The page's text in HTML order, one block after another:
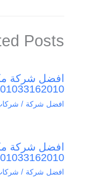
Posts
افضل شركة
01033162010 – خصم 50 %
افضل شركة /
افضل شركة
01033162010 خصم 60 %
افضل شركة /